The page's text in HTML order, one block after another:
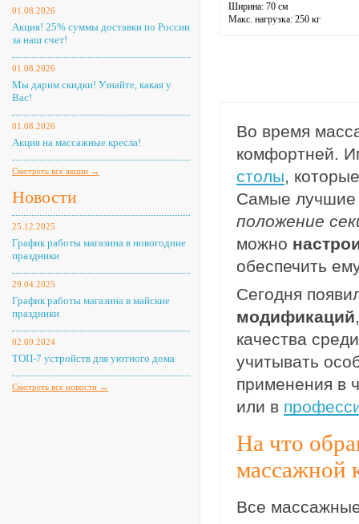
01.08.2026
Акция! 25% суммы доставки по России
за наш счет!
01.08.2026
Мы дарим скидки! Узнайте, какая у
Вас!
01.08.2026
Акция на массажные кресла!
Смотреть все акции →
Новости
25.12.2025
График работы магазина в новогодние
праздники
29.04.2025
График работы магазина в майские
праздники
02.09.2024
ТОП-7 устройств для уютного дома
Смотреть все новости →
Ширина: 70 см
Макс. нагрузка: 250 кг
Во время
комфортней.
столы,
Самые лучшие
положение
можно
обеспечить
Сегодня
модификаций
качества
учитывать
применения в
или в
На что
массажной
Все